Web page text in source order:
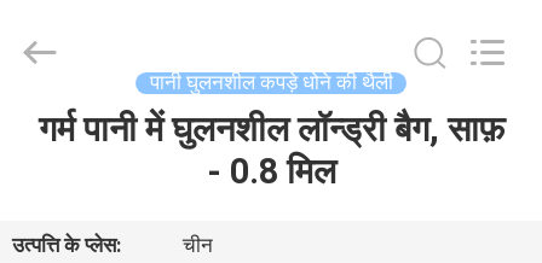
Materials
Reserved.
पानी घुलनशील कपड़े धोने की थैली
गर्म पानी में घुलनशील लॉन्ड्री बैग, साफ़
- 0.8 मिल
उत्पत्ति के प्लेस:
चीन